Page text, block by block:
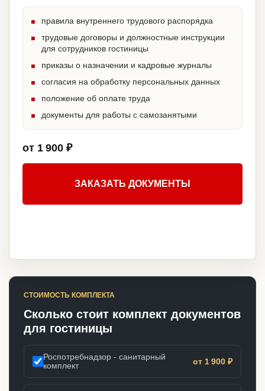
правила внутреннего трудового распорядка
трудовые договоры и должностные инструкции
для сотрудников гостиницы
приказы о назначении и кадровые журналы
согласия на обработку персональных данных
положение об оплате труда
документы для работы с самозанятыми
от 1 900 ₽
ЗАКАЗАТЬ ДОКУМЕНТЫ
СТОИМОСТЬ КОМПЛЕКТА
Сколько стоит комплект документов
для гостиницы
Роспотребнадзор - санитарный
комплект
от 1 900 ₽